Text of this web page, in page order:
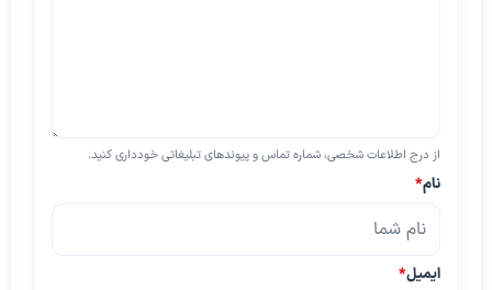
از درج اطلاعات شخصی، شماره تماس و پیوندهای تبلیغاتی خودداری کنید.
نام*
ایمیل*